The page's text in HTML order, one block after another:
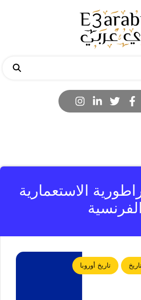
الاستعمارية
الفرنسية
تاريخ أوروبا